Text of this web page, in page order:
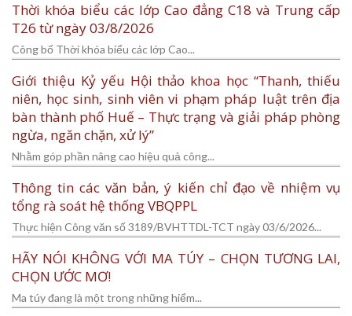
Thời khóa biểu các lớp Cao đẳng C18 và Trung cấp
T26 từ ngày 03/8/2026
Công bố Thời khóa biểu các lớp Cao...
Giới thiệu Kỷ yếu Hội thảo khoa học “Thanh, thiếu
niên, học sinh, sinh viên vi phạm pháp luật trên địa
bàn thành phố Huế – Thực trạng và giải pháp phòng
ngừa, ngăn chặn, xử lý”
Nhằm góp phần nâng cao hiệu quả công...
Thông tin các văn bản, ý kiến chỉ đạo về nhiệm vụ
tổng rà soát hệ thống VBQPPL
Thực hiện Công văn số 3189/BVHTTDL-TCT ngày 03/6/2026...
HÃY NÓI KHÔNG VỚI MA TÚY – CHỌN TƯƠNG LAI,
CHỌN ƯỚC MƠ!
Ma túy đang là một trong những hiểm...